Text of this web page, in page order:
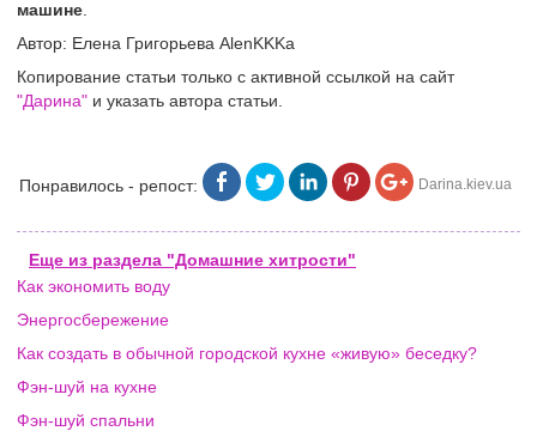
машине
Автор: Елена Григорьева AlenKKKa
Копирование статьи только с активной ссылкой на сайт
"Дарина" и указать автора статьи.
Понравилось - репост: Darina.kiev.ua
Еще из раздела "Домашние хитрости"
Как экономить воду
Энергосбережение
Как создать в обычной городской кухне «живую» беседку?
Фэн-шуй на кухне
Фэн-шуй спальни